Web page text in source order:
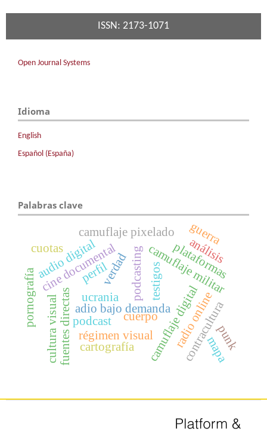
ISSN: 2173-1071
Open Journal Systems
Idioma
English
Español (España)
Palabras clave
cine documental
adio bajo demandacamuflaje digital
camuflaje militar
verdad testigos
fuentes directas
plataformas
cultura visual radio online
podcasting
podcast
audio digital
perfil
camuflaje pixelado
régimen visual
cartografía contracultura
punk
análisis
mapa
guerra
ucrania
pornografía cuerpo
cuotas